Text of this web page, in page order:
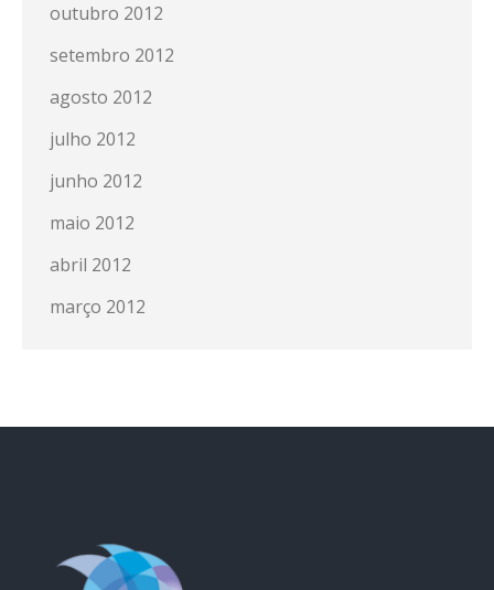
outubro 2012
setembro 2012
agosto 2012
julho 2012
junho 2012
maio 2012
abril 2012
março 2012